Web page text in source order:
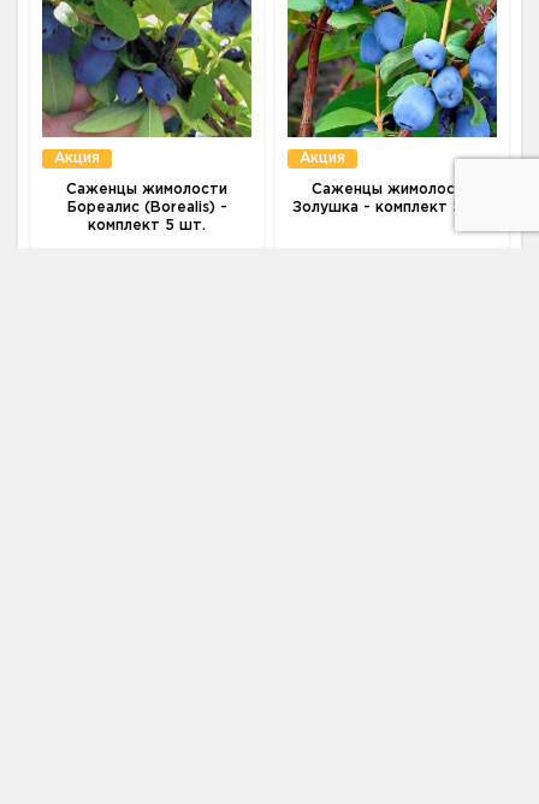
Акция
Саженцы жимолости
Бореалис (Borealis) -
комплект 5 шт.
Акция
Саженцы жимолости
Золушка - комплект 5 шт.